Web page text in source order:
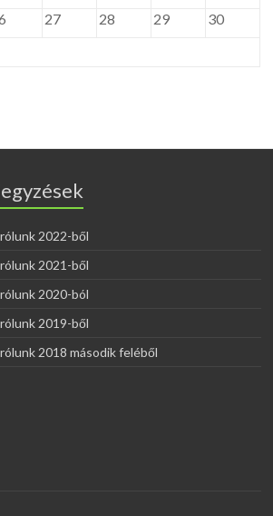
27 28 29
30
2022-ből
2021-ből
2020-ból
2019-ből
2018 második feléből